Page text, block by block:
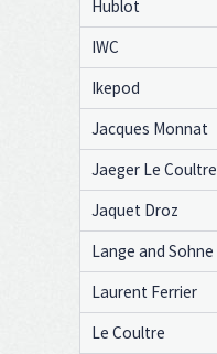
Hublot
IWC
Ikepod
Jacques Monnat
Jaeger Le Coultre
Jaquet Droz
Lange and Sohne
Laurent Ferrier
Le Coultre